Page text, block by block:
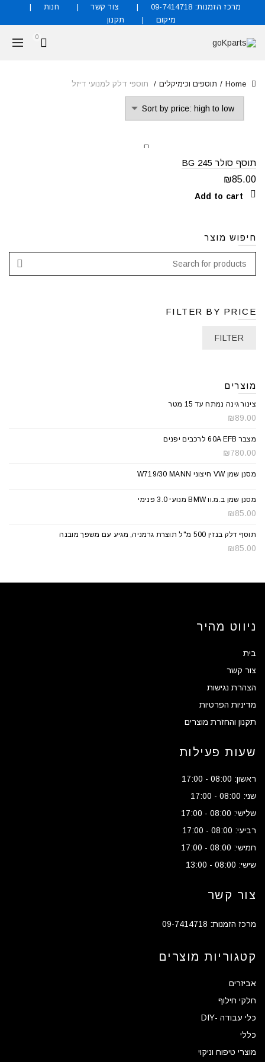
מרכז הזמנות: 09-7414718 צור קשר
חנות
מיקום
תקנון
0
Home תוספים וכימיקלים תוספי דלק למנועי דיזל
תוסף סולר 245 BG
₪85.00
Add to cart
חיפוש מוצר
FILTER BY PRICE
FILTER
מוצרים
צינור גינה נמתח עד 15 מטר
₪89.00
מצבר 60A EFB לרכבים יפנים
₪780.00
מסנן שמן VW חיצוני W719/30 MANN
מסנן שמן ב.מ.וו BMW מנועי 3.0 פנימי
₪85.00
תוסף דלק בנזין 500 מ"ל תוצרת גרמניה, מגיע עם משפך מובנה
₪85.00
ניווט מהיר
בית
צור קשר
הצהרת נגישות
מדיניות הפרטיות
תקנון והחזרת מוצרים
שעות פעילות
ראשון: 08:00 - 17:00
שני: 08:00 - 17:00
שלישי: 08:00 - 17:00
רביעי: 08:00 - 17:00
חמישי: 08:00 - 17:00
שישי: 08:00 - 13:00
צור קשר
מרכז הזמנות: 09-7414718
קטגוריות מוצרים
אביזרים
חלקי חילוף
כלי עבודה -DIY
כללי
מוצרי טיפוח וניקוי